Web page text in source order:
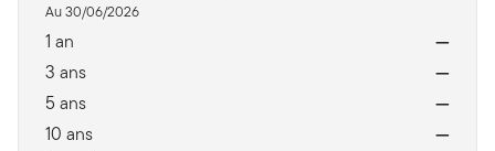
Au 30/06/2026
1 an
—
3 ans
—
5 ans
—
10 ans
—